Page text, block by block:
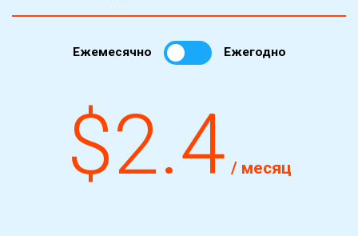
Ежемесячно Ежегодно
$2.4 / месяц